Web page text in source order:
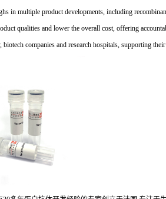
in multiple product developments, including
qualities and lower the overall cost, offering
biotech companies and research hospitals, supporting